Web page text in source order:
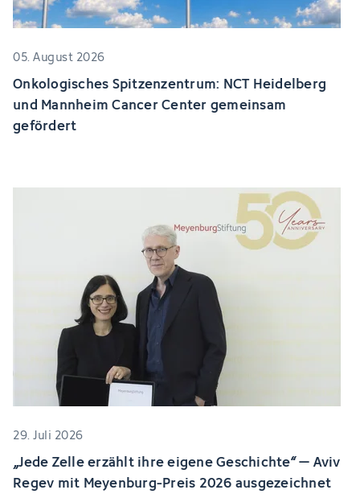
05. August 2026
Onkologisches Spitzenzentrum: NCT Heidelberg
und Mannheim Cancer Center gemeinsam
gefördert
29. Juli 2026
„Jede Zelle erzählt ihre eigene Geschichte“ – Aviv
Regev mit Meyenburg-Preis 2026 ausgezeichnet